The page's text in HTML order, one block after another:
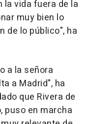
la vida fuera de la
muy bien lo
de lo público", ha
a la señora
a Madrid", ha
que Rivera de
puso en marcha